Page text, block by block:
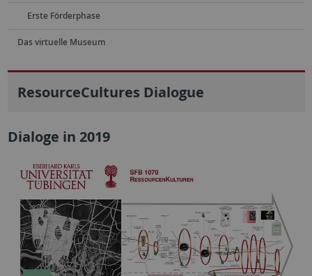
Erste Förderphase
Das virtuelle Museum
ResourceCultures Dialogue
Dialoge in 2019